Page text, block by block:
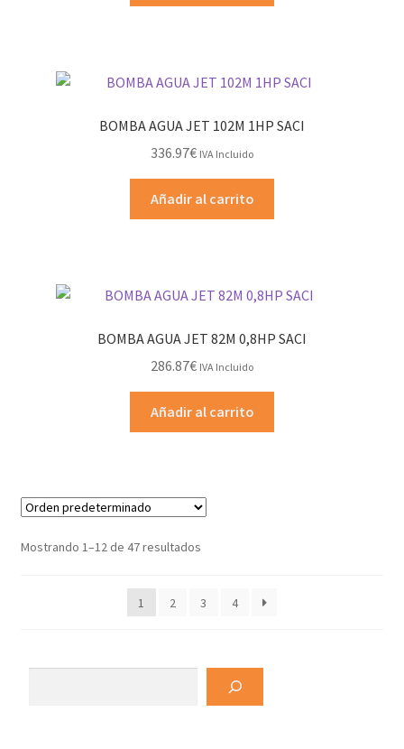
BOMBA AGUA JET 102M 1HP SACI
336.97€ IVA Incluido
Añadir al carrito
BOMBA AGUA JET 82M 0,8HP SACI
286.87€ IVA Incluido
Añadir al carrito
Mostrando 1–12 de 47 resultados
1 2 3 4